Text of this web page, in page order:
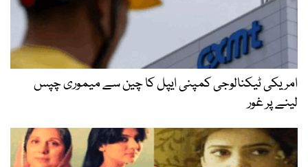
امریکی ٹیکنالوجی کمپنی ایپل کا چین سے میموری چپس
لینے پر غور